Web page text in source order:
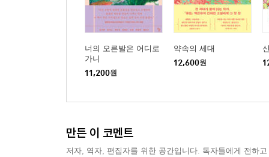
너의 오른발은 어디로
가니
11,200원
약속의 세대
12,600원
만든 이 코멘트
저자, 역자, 편집자를 위한 공간입니다. 독자들에게 전하